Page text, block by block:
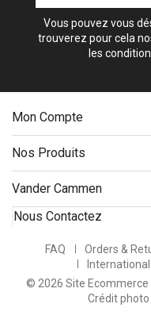
Vous pouvez vous
trouverez pour cela
les
Mon Compte
Nos Produits
Vander Cammen
Nous Contactez
FAQ Orders &
© 2026 Site
Crédit